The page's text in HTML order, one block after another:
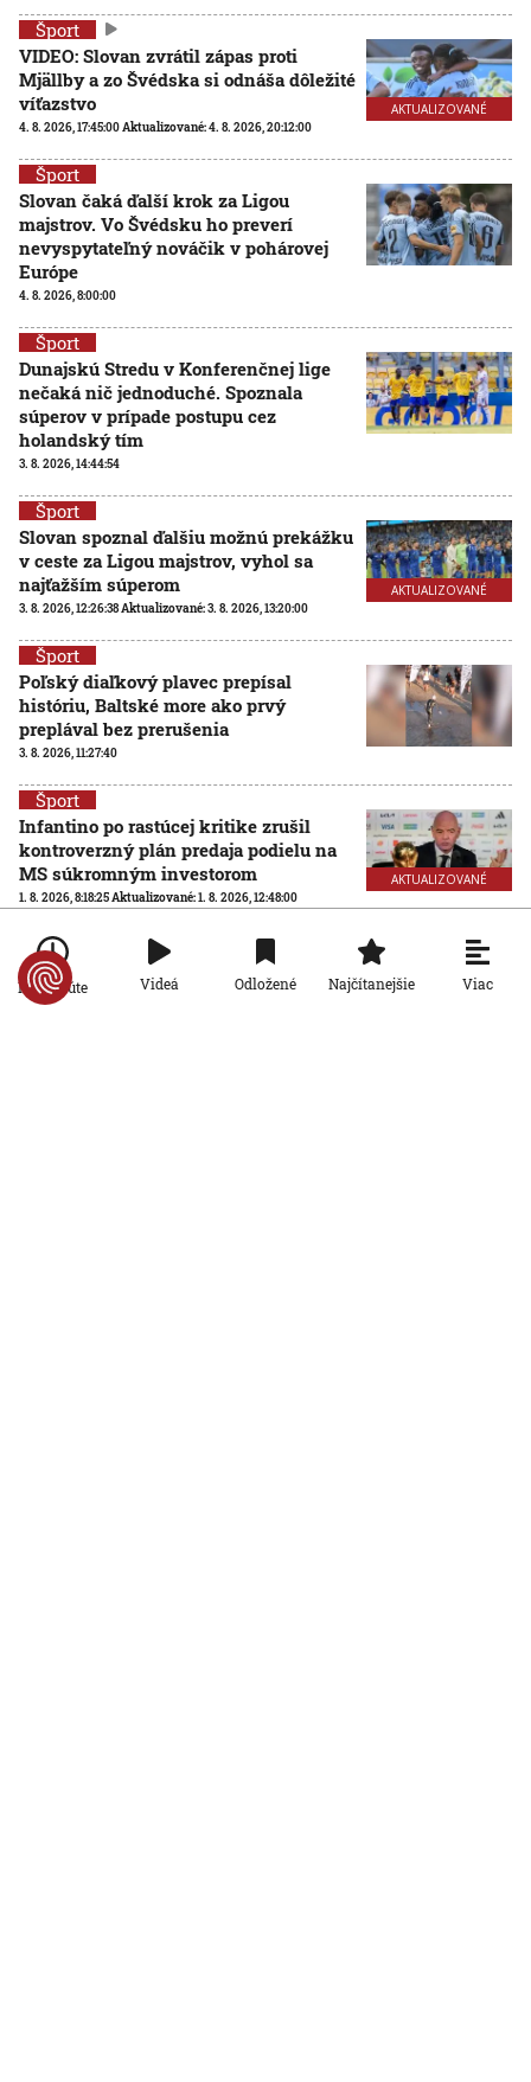
AKTUALIZOVANÉ
Šport
VIDEO: Slovan zvrátil zápas proti
Mjällby a zo Švédska si odnáša dôležité
víťazstvo
4. 8. 2026, 17:45:00 Aktualizované:4. 8. 2026, 20:12:00
Šport
Slovan čaká ďalší krok za Ligou
majstrov. Vo Švédsku ho preverí
nevyspytateľný nováčik v pohárovej
Európe
4. 8. 2026, 8:00:00
Šport
Dunajskú Stredu v Konferenčnej lige
nečaká nič jednoduché. Spoznala
súperov v prípade postupu cez
holandský tím
3. 8. 2026, 14:44:54
AKTUALIZOVANÉ
Šport
Slovan spoznal ďalšiu možnú prekážku
v ceste za Ligou majstrov, vyhol sa
najťažším súperom
3. 8. 2026, 12:26:38 Aktualizované:3. 8. 2026, 13:20:00
Šport
Poľský diaľkový plavec prepísal
históriu, Baltské more ako prvý
preplával bez prerušenia
3. 8. 2026, 11:27:40
AKTUALIZOVANÉ
Šport
Infantino po rastúcej kritike zrušil
kontroverzný plán predaja podielu na
MS súkromným investorom
1. 8. 2026, 8:18:25 Aktualizované:1. 8. 2026, 12:48:00
Šport
Futbalové MS so 64 účastníkmi? FIFA
hľadá nezávislú spoločnosť na
Po minúte Videá Odložené Najčítanejšie Viac